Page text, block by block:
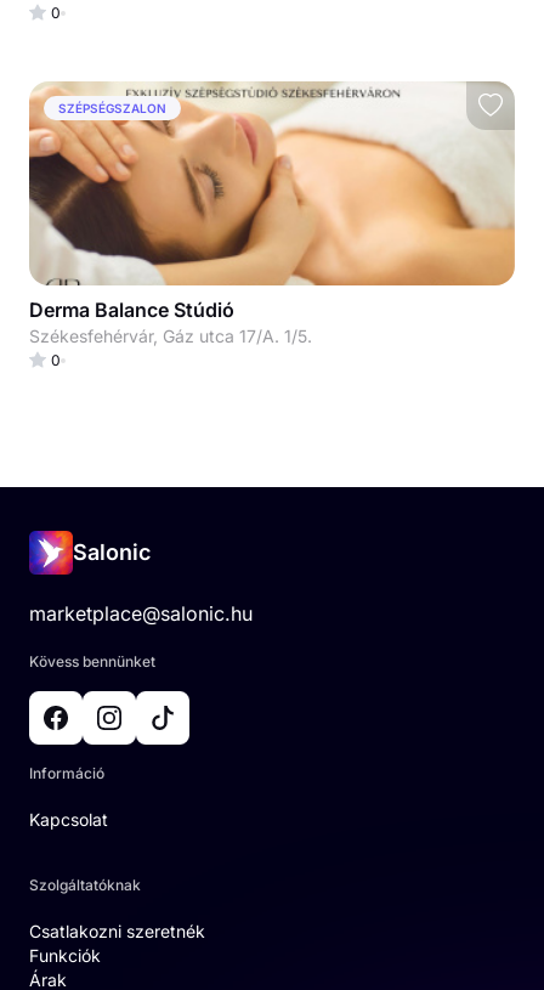
0
SZÉPSÉGSZALON
Derma Balance Stúdió
Székesfehérvár, Gáz utca 17/A. 1/5.
0
Salonic
marketplace@salonic.hu
Kövess bennünket
Információ
Kapcsolat
Szolgáltatóknak
Csatlakozni szeretnék
Funkciók
Árak